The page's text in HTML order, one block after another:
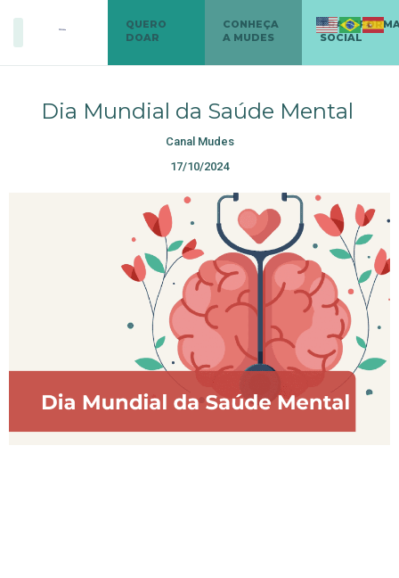
QUERO
DOAR
CONHEÇA
A MUDES
SOCIAL
Dia Mundial da Saúde Mental
Canal Mudes
17/10/2024